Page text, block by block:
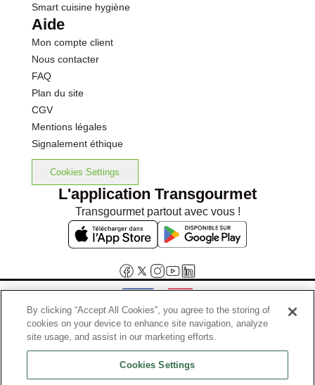
Smart cuisine hygiène
Aide
Mon compte client
Nous contacter
FAQ
Plan du site
CGV
Mentions légales
Signalement éthique
Cookies Settings
L'application Transgourmet
Transgourmet partout avec vous !
Interdiction de vente de boissons alcooliques aux mineurs de
moins de 18 ans
La preuve de majorité de l'acheteur est exigée au moment de la vente
By clicking “Accept All Cookies”, you agree to the storing of
cookies on your device to enhance site navigation, analyze
site usage, and assist in our marketing efforts.
Cookies Settings